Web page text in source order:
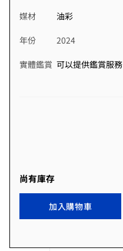
媒材 油彩
年份 2024
實體鑑賞 可以提供鑑賞服務
尚有庫存
加入購物車